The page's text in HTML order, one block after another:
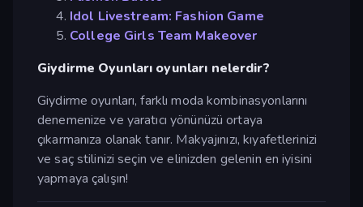
Idol Livestream: Fashion Game
College Girls Team Makeover
Giydirme Oyunları oyunları nelerdir?
Giydirme oyunları, farklı moda kombinasyonlarını
denemenize ve yaratıcı yönünüzü ortaya
çıkarmanıza olanak tanır. Makyajınızı, kıyafetlerinizi
ve saç stilinizi seçin ve elinizden gelenin en iyisini
yapmaya çalışın!